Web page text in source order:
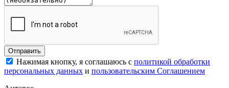
Нажимая кнопку, я соглашаюсь с политикой обработки
персональных данных и пользовательским Соглашением